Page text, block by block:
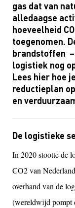
gas dat van
alledaagse
hoeveelheid
toegenomen.
brandstoffen –
logistiek nog
Lees hier hoe
reductieplan
en
De logistieke
In 2020 stootte de
CO2 van
overhand van de
(wereldwijd pompt